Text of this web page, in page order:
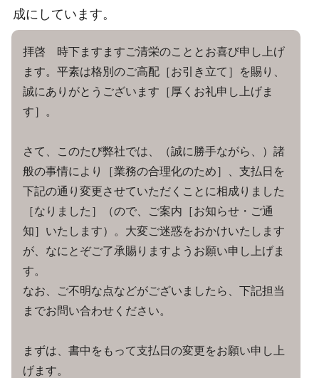
成にしています。
拝啓 時下ますますご清栄のこととお喜び申し上げ
ます。平素は格別のご高配［お引き立て］を賜り、
誠にありがとうございます［厚くお礼申し上げま
す］。
さて、このたび弊社では、（誠に勝手ながら、）諸
般の事情により［業務の合理化のため］、支払日を
下記の通り変更させていただくことに相成りました
［なりました］（ので、ご案内［お知らせ・ご通
知］いたします）。大変ご迷惑をおかけいたします
が、なにとぞご了承賜りますようお願い申し上げま
す。
なお、ご不明な点などがございましたら、下記担当
までお問い合わせください。
まずは、書中をもって支払日の変更をお願い申し上
げます。